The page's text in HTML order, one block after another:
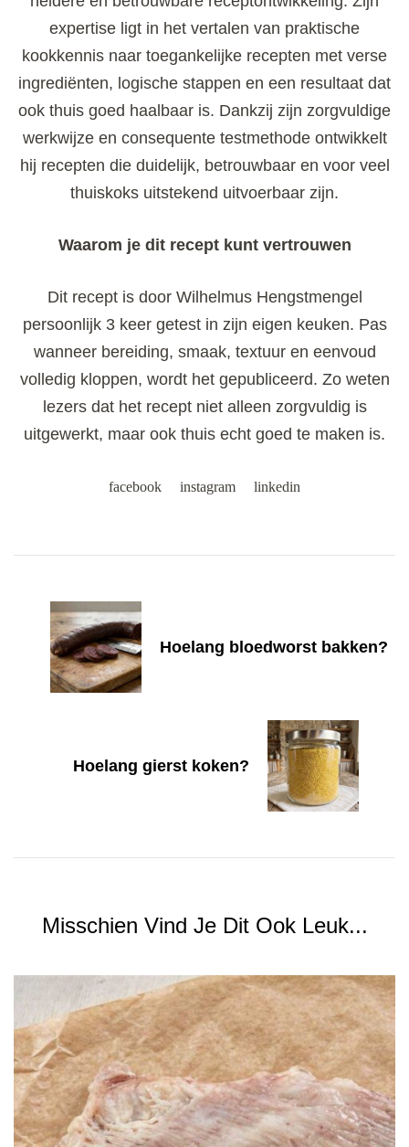
expertise ligt in het vertalen van praktische
kookkennis naar toegankelijke recepten met verse
ingrediënten, logische stappen en een resultaat dat
ook thuis goed haalbaar is. Dankzij zijn zorgvuldige
werkwijze en consequente testmethode ontwikkelt
hij recepten die duidelijk, betrouwbaar en voor veel
thuiskoks uitstekend uitvoerbaar zijn.
Waarom je dit recept kunt vertrouwen
Dit recept is door Wilhelmus Hengstmengel
persoonlijk 3 keer getest in zijn eigen keuken. Pas
wanneer bereiding, smaak, textuur en eenvoud
volledig kloppen, wordt het gepubliceerd. Zo weten
lezers dat het recept niet alleen zorgvuldig is
uitgewerkt, maar ook thuis echt goed te maken is.
facebook instagram linkedin
Navigation
Hoelang bloedworst bakken?
Hoelang gierst koken?
Misschien Vind Je Dit Ook Leuk...